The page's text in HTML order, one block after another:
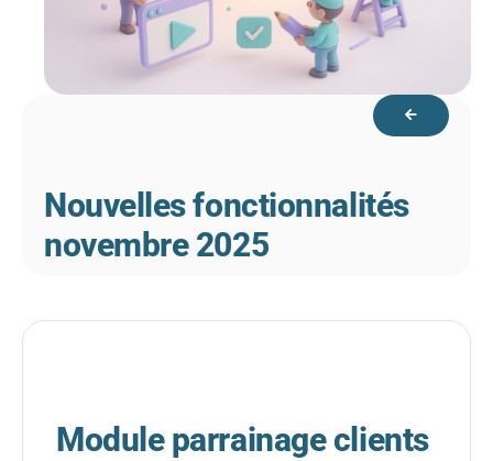
Nouvelles fonctionnalités
novembre 2025
Module parrainage clients